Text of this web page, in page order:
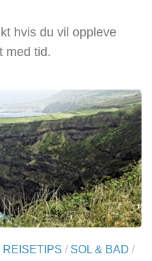
hvis du vil oppleve
med tid.
REISETIPS / SOL & BAD /